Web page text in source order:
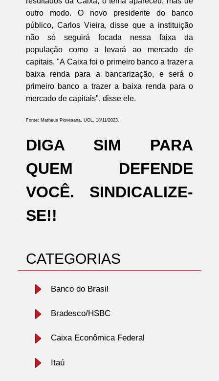
outro modo. O novo presidente do banco
público, Carlos Vieira, disse que a instituição
não só seguirá focada nessa faixa da
população como a levará ao mercado de
capitais. "A Caixa foi o primeiro banco a trazer a
baixa renda para a bancarização, e será o
primeiro banco a trazer a baixa renda para o
mercado de capitais", disse ele.
Fonte: Matheus Piovesana, UOL, 18/11/2023.
DIGA SIM PARA
QUEM DEFENDE
VOCÊ. SINDICALIZE-
SE!!
CATEGORIAS
Banco do Brasil
Bradesco/HSBC
Caixa Econômica Federal
Itaú